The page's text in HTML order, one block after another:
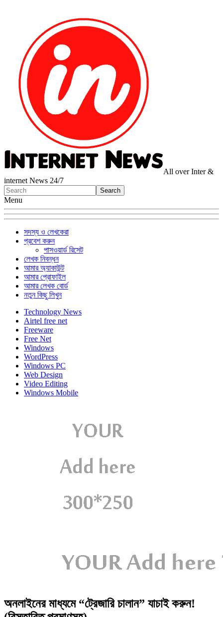
All over Inter &
internet News 24/7
Menu
সদস্য ও লেখকেরা
প্রবেশ করুন
পাসওয়ার্ড রিসেট
লেখক নিবন্ধন
আমার অ্যাকাউন্ট
আমার প্রোফাইল
আমার লেখক বোর্ড
নতুন কিছু লিখুন
Technology News
Airtel free net
Freeware
Free Net
Windows
WordPress
Windows PC
Web Design
Video Editing
Windows Mobile
অনলাইনের মাধ্যমে “ট্রেজারি চালান” যাচাই করুন!